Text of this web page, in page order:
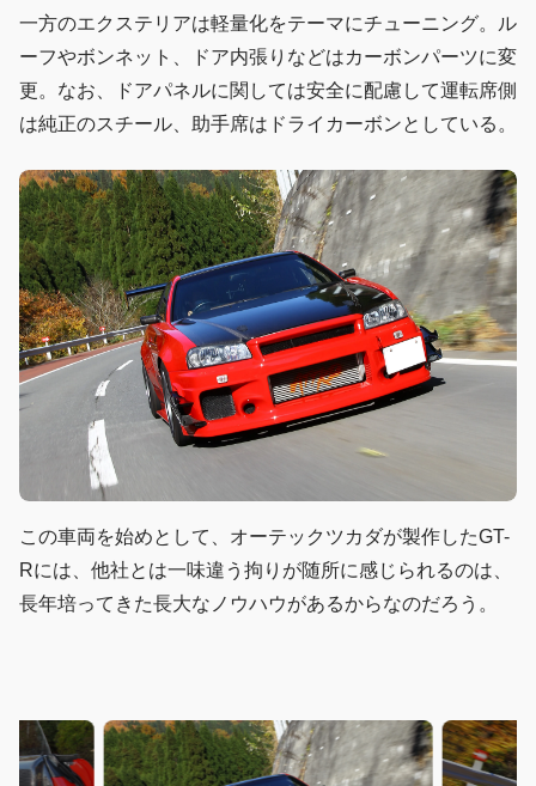
一方のエクステリアは軽量化をテーマにチューニング。ル
ーフやボンネット、ドア内張りなどはカーボンパーツに変
更。なお、ドアパネルに関しては安全に配慮して運転席側
は純正のスチール、助手席はドライカーボンとしている。
この車両を始めとして、オーテックツカダが製作したGT-
Rには、他社とは一味違う拘りが随所に感じられるのは、
長年培ってきた長大なノウハウがあるからなのだろう。